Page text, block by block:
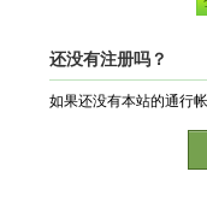
还没有注册吗？
如果还没有本站的通行